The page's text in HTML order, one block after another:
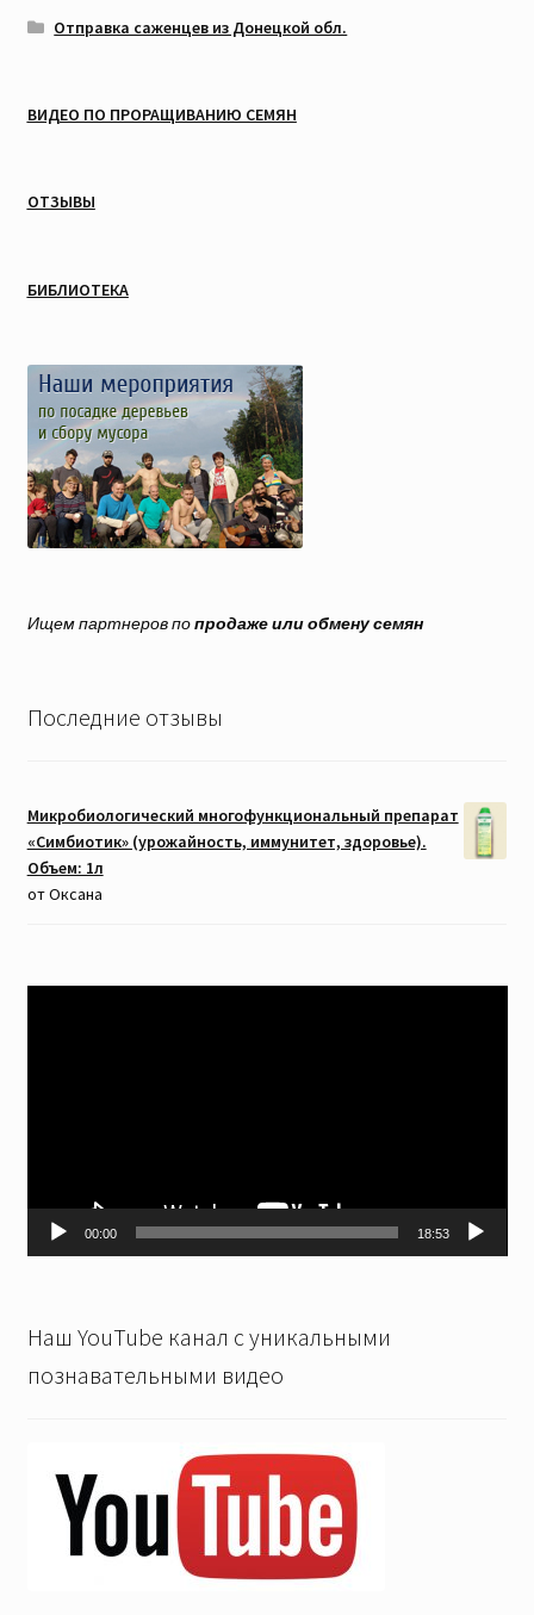
Отправка саженцев из Донецкой обл.
ВИДЕО ПО ПРОРАЩИВАНИЮ СЕМЯН
ОТЗЫВЫ
БИБЛИОТЕКА
Ищем партнеров попродаже или обмену семян
Последние отзывы
Микробиологический многофункциональный препарат
«Симбиотик» (урожайность, иммунитет, здоровье).
Объем: 1л
от Оксана
00:00 18:53
Наш YouTube канал с уникальными
познавательными видео